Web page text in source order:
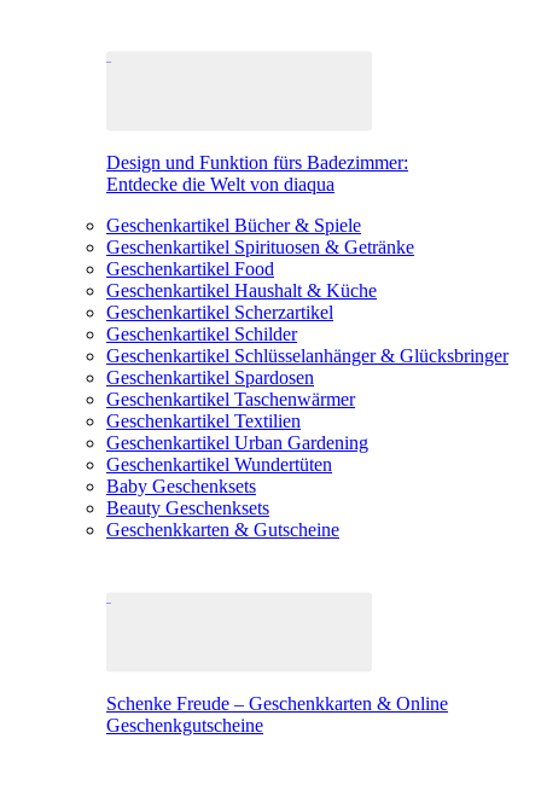
Design und Funktion fürs Badezimmer:
Entdecke die Welt von diaqua
Geschenkartikel Bücher & Spiele
Geschenkartikel Spirituosen & Getränke
Geschenkartikel Food
Geschenkartikel Haushalt & Küche
Geschenkartikel Scherzartikel
Geschenkartikel Schilder
Geschenkartikel Schlüsselanhänger & Glücksbringer
Geschenkartikel Spardosen
Geschenkartikel Taschenwärmer
Geschenkartikel Textilien
Geschenkartikel Urban Gardening
Geschenkartikel Wundertüten
Baby Geschenksets
Beauty Geschenksets
Geschenkkarten & Gutscheine
Schenke Freude – Geschenkkarten & Online
Geschenkgutscheine